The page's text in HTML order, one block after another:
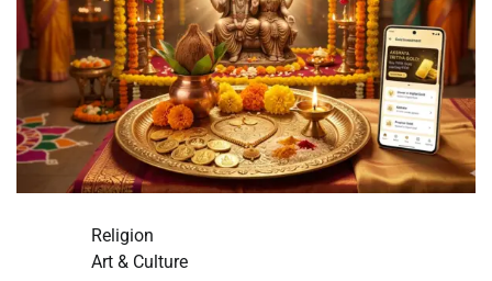
Religion
Art & Culture